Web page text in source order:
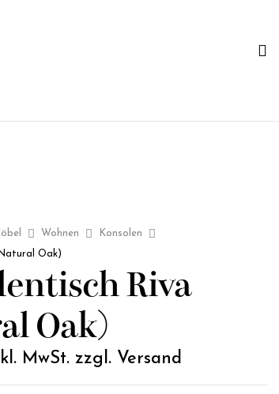
Wohnen
Konsolen
Oak)
Riva
Oak)
MwSt. zzgl. Versand